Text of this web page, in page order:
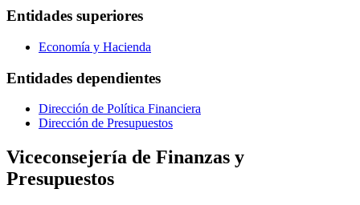
Entidades superiores
Economía y Hacienda
Entidades dependientes
Dirección de Política Financiera
Dirección de Presupuestos
Viceconsejería de Finanzas y
Presupuestos